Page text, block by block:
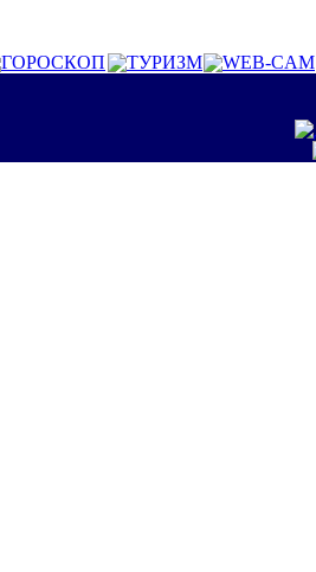
ГОРОСКОП ТУРИЗМ WEB-CAM